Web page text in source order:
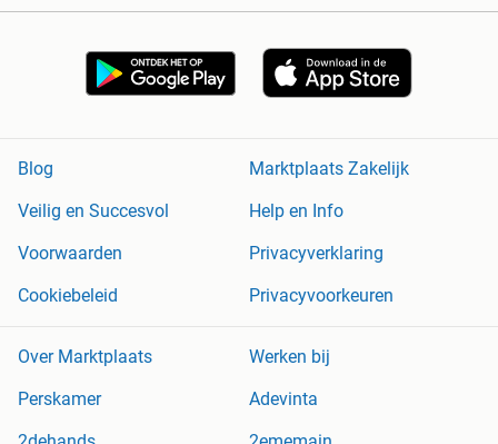
Blog
Marktplaats Zakelijk
Veilig en Succesvol
Help en Info
Voorwaarden
Privacyverklaring
Cookiebeleid
Privacyvoorkeuren
Over Marktplaats
Werken bij
Perskamer
Adevinta